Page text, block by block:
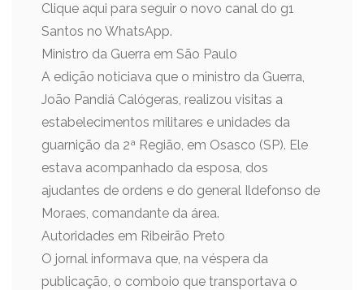
Clique aqui para seguir o novo canal do g1
Santos no WhatsApp.
Ministro da Guerra em São Paulo
A edição noticiava que o ministro da Guerra,
João Pandiá Calógeras, realizou visitas a
estabelecimentos militares e unidades da
guarnição da 2ª Região, em Osasco (SP). Ele
estava acompanhado da esposa, dos
ajudantes de ordens e do general Ildefonso de
Moraes, comandante da área.
Autoridades em Ribeirão Preto
O jornal informava que, na véspera da
publicação, o comboio que transportava o